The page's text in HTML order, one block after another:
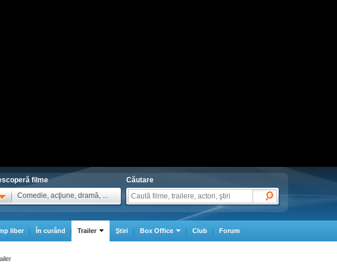
filme
Comedie, acţiune, dramă, ...
Căutare
liber În curând Trailer Ştiri Box Office Club Forum